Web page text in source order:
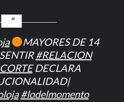
MAYORES DE 14
#RELACION
DECLARA
#lodelmomento